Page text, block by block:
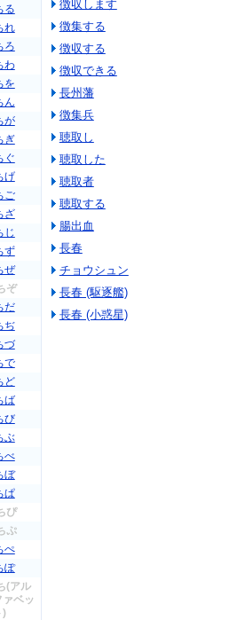
る
れ
ろ
わ
を
ん
が
ぎ
ぐ
げ
ご
ざ
じ
ず
ぜ
ぞ
だ
ぢ
づ
で
ど
ば
び
ぶ
べ
ぼ
ぱ
ぴ
ぷ
ぺ
ぽ
(アル
ァベッ
)
徴収します
徴集する
徴収する
徴収できる
長州藩
徴集兵
聴取し
聴取した
聴取者
聴取する
腸出血
長春
チョウシュン
長春 (駆逐艦)
長春 (小惑星)